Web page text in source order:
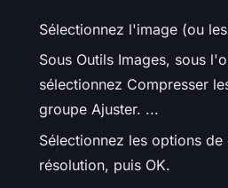
Sélectionnez l'image (ou
Sous Outils Images, sous
sélectionnez Compresser
groupe Ajuster. ...
Sélectionnez les options
résolution, puis OK.